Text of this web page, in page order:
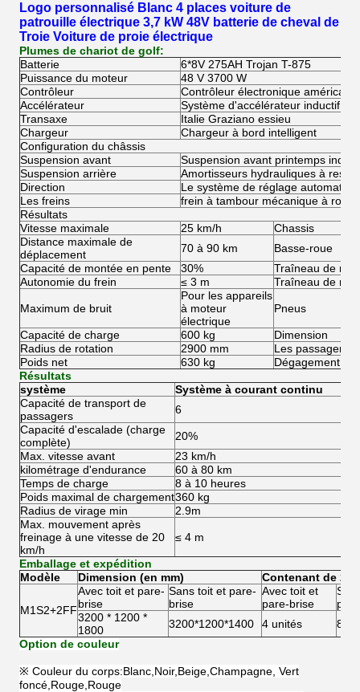
Logo personnalisé Blanc 4 places voiture de
patrouille électrique 3,7 kW 48V batterie de cheval de
Troie Voiture de proie électrique
Plumes de chariot de golf:
Batterie
6*8V 275AH Trojan T-875
Puissance du moteur
48 V 3700 W
Contrôleur
Contrôleur électronique américain
Accélérateur
Système d'accélérateur inductif
Transaxe
Italie Graziano essieu
Chargeur
Chargeur à bord intelligent
Configuration du châssis
Suspension avant
Suspension avant printemps
Suspension arrière
Amortisseurs hydrauliques à
Direction
Le système de réglage
Les freins
frein à tambour mécanique à
Résultats
Vitesse maximale
25 km/h
Chassis
Distance maximale de
déplacement
70 à 90 km
Basse-roue
Capacité de montée en pente
30%
Traîneau de
Autonomie du frein
≤ 3 m Traîneau de
Maximum de bruit
Pour les appareils
à moteur
électrique
Pneus
Capacité de charge 600 kg
Dimension
Radius de rotation
2900 mm
Les passagers
Poids net
630 kg
Dégagement du
Résultats
système
Système à courant continu
Capacité de transport de
passagers
6
Capacité d'escalade (charge
complète)
20%
Max. vitesse avant
23 km/h
kilométrage d'endurance
60 à 80 km
Temps de charge
8 à 10 heures
Poids maximal de chargement360 kg
Radius de virage min
2.9m
Max. mouvement après
freinage à une vitesse de 20
km/h
≤ 4 m
Emballage et expédition
Modèle
Dimension (en mm) Contenant de 20
M1S2+2FF
Avec toit et pare-
brise
Sans toit et pare-
brise
Avec toit et
pare-brise
3200 * 1200 *
1800
3200*1200*1400 4 unités
8
Option de couleur
※ Couleur du corps:Blanc,Noir,Beige,Champagne, Vert
foncé,Rouge,Rouge